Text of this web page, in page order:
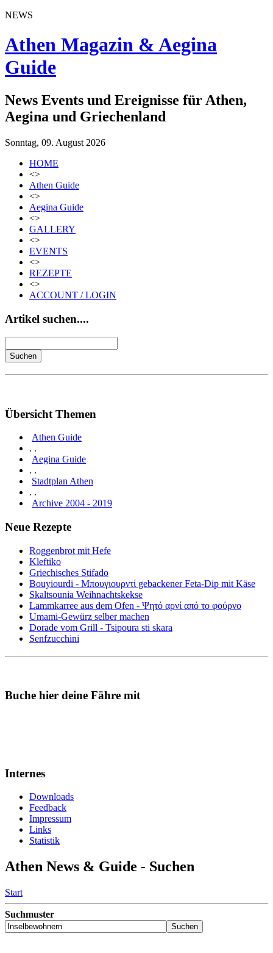
NEWS
Athen Magazin & Aegina
Guide
News Events und Ereignisse für Athen,
Aegina und Griechenland
Sonntag, 09. August 2026
HOME
<>
Athen Guide
<>
Aegina Guide
<>
GALLERY
<>
EVENTS
<>
REZEPTE
<>
ACCOUNT / LOGIN
Artikel suchen....
Übersicht Themen
Athen Guide
. .
Aegina Guide
. .
Stadtplan Athen
. .
Archive 2004 - 2019
Neue Rezepte
Roggenbrot mit Hefe
Kleftiko
Griechisches Stifado
Bouyiourdi - Μπουγιουρντί gebackener Feta-Dip mit Käse
Skaltsounia Weihnachtskekse
Lammkarree aus dem Ofen - Ψητό αρνί από το φούρνο
Umami-Gewürz selber machen
Dorade vom Grill - Tsipoura sti skara
Senfzucchini
Buche hier deine Fähre mit
Internes
Downloads
Feedback
Impressum
Links
Statistik
Athen News & Guide - Suchen
Start
Suchmuster